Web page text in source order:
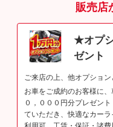
販売店
★オプ
ゼント
ご来店の上、他オプショ
お車をご成約のお客様に
０，０００円分プレゼン
ていただき、快適なカー